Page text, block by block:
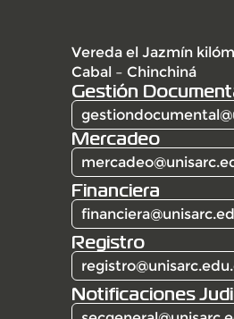
Vereda el Jazmín
Cabal – Chinchiná
Gestión
Mercadeo
Financiera
Registro
Notificaciones